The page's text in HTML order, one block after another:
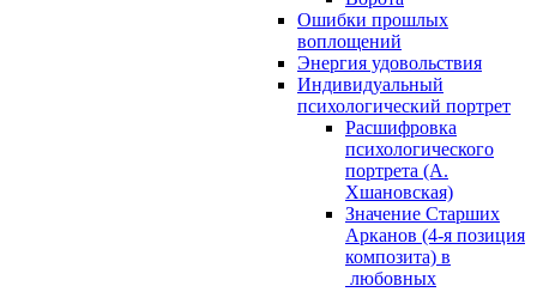
Ошибки прошлых
воплощений
Энергия удовольствия
Индивидуальный
психологический портрет
Расшифровка
психологического
портрета (А.
Хшановская)
Значение Старших
Арканов (4-я позиция
композита) в
любовных